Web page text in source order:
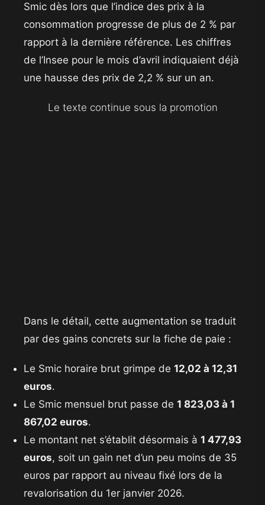
Smic dès lors que l’indice des prix à la
consommation progresse de plus de 2 % par
rapport à la dernière référence. Les chiffres
de l’Insee pour le mois d’avril indiquaient déjà
une hausse des prix de 2,2 % sur un an.
Le texte continue sous la promotion
​Dans le détail, cette augmentation se traduit
par des gains concrets sur la fiche de paie :
​Le Smic horaire brut grimpe de 12,02 à 12,31
euros.
​Le Smic mensuel brut passe de 1 823,03 à 1
867,02 euros.
​Le montant net s’établit désormais à 1 477,93
euros, soit un gain net d’un peu moins de 35
euros par rapport au niveau fixé lors de la
revalorisation du 1er janvier 2026.